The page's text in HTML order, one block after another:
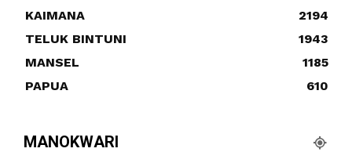
KAIMANA
2194
TELUK BINTUNI
1943
MANSEL
1185
PAPUA
610
MANOKWARI